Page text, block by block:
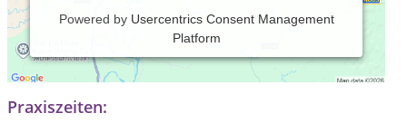
Powered by Usercentrics Consent Management
Platform
Ihre Privatpraxis für Psychotherapie nach dem
Heilpraktikergesetz in Schwelm
Praxiszeiten: